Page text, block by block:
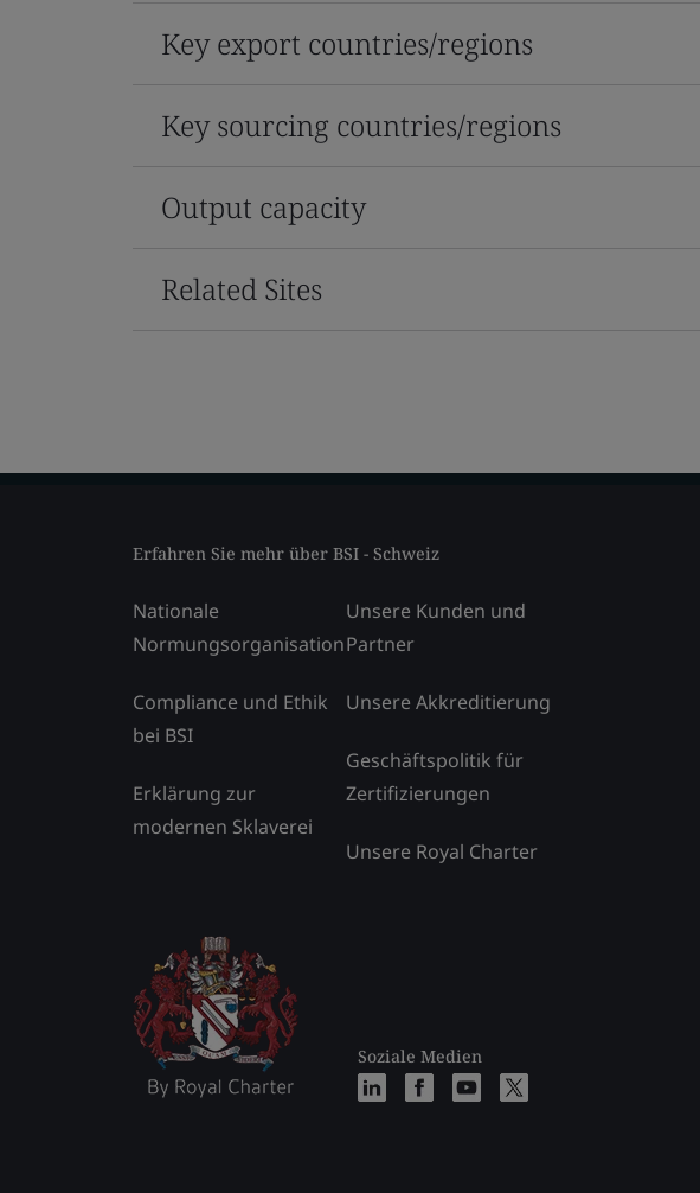
Key export countries/regions
Key sourcing countries/regions
Output capacity
Related Sites
Erfahren Sie mehr über BSI - Schweiz
Nationale
Normungsorganisation
Compliance und Ethik
bei BSI
Erklärung zur
modernen Sklaverei
Unsere Kunden und
Partner
Unsere Akkreditierung
Geschäftspolitik für
Zertifizierungen
Unsere Royal Charter
Soziale Medien